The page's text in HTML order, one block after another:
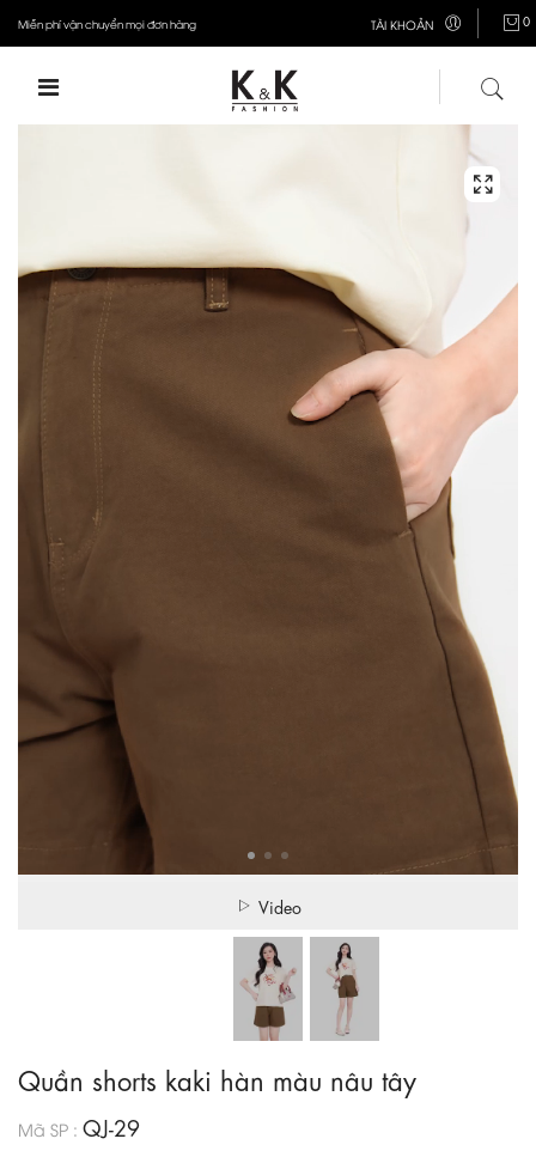
Miễn phí vận chuyển mọi đơn hàng TÀI KHOẢN 0
Video
Quần shorts kaki hàn màu nâu tây
Mã SP : QJ-29